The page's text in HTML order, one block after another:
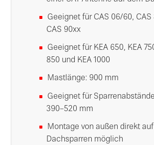
Geeignet für CAS 06/60, CAS
CAS 90xx
Geeignet für KEA 650, KEA
850 und KEA 1000
Mastlänge: 900 mm
Geeignet für
390–520 mm
Montage von außen direkt
Dachsparren möglich